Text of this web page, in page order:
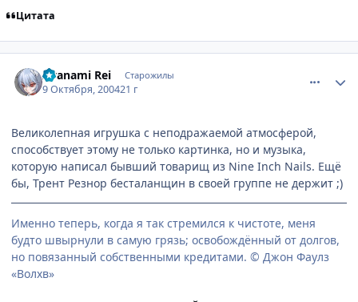
Цитата
Ayanami Rei Старожилы
9 Октября, 200421 г
Великолепная игрушка с неподражаемой атмосферой,
способствует этому не только картинка, но и музыка,
которую написал бывший товарищ из Nine Inch Nails. Ещё
бы, Трент Резнор бесталанщин в своей группе не держит ;)
Именно теперь, когда я так стремился к чистоте, меня
будто швырнули в самую грязь; освобождённый от долгов,
но повязанный собственными кредитами. © Джон Фаулз
«Волхв»